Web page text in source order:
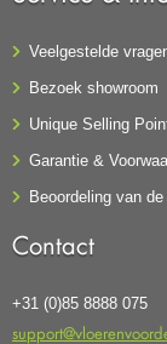
Veelgestelde
Bezoek showroom
Unique Selling
Garantie &
Beoordeling van
Contact
+31 (0)85 8888 075